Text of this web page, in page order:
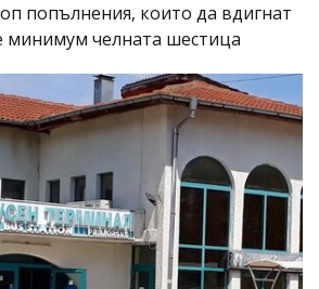
попълнения, които да вдигнат
минимум челната шестица